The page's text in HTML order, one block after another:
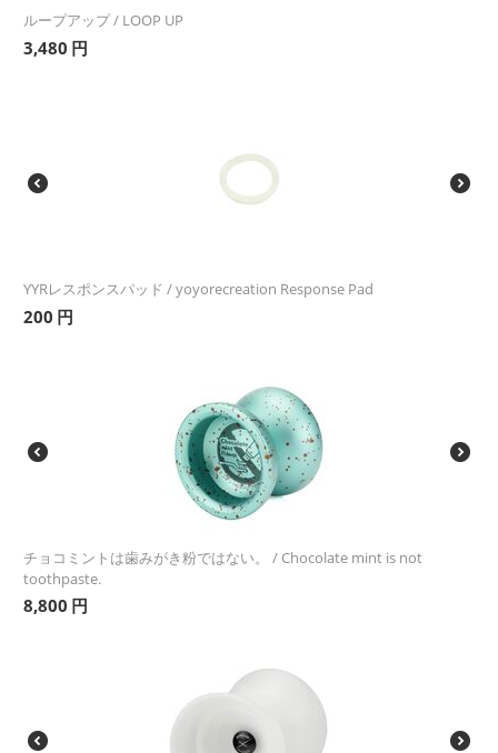
ループアップ / LOOP UP
3,480 円
YYRレスポンスパッド / yoyorecreation Response Pad
200 円
チョコミントは歯みがき粉ではない。 / Chocolate mint is not
toothpaste.
8,800 円